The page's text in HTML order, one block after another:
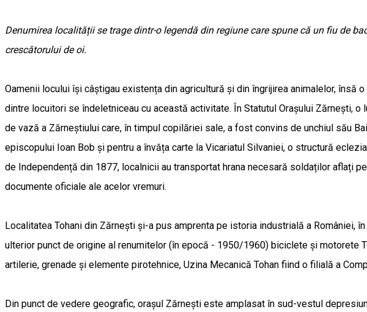
Denumirea localității se trage dintr-o legendă din regiune care spune că un fiu de
crescătorului de oi.
Oamenii locului își câștigau existența din agricultură și din îngrijirea animalelor, însă
dintre locuitori se îndeletniceau cu această activitate. În Statutul Orașului Zărnești,
de vază a Zărneștiului care, în timpul copilăriei sale, a fost convins de unchiul său
episcopului Ioan Bob și pentru a învăța carte la Vicariatul Silvaniei, o structură
de Independență din 1877, localnicii au transportat hrana necesară soldaților aflați
documente oficiale ale acelor vremuri.
Localitatea Tohani din Zărnești și-a pus amprenta pe istoria industrială a României,
ulterior punct de origine al renumitelor (în epocă - 1950/1960) biciclete și motorete
artilerie, grenade și elemente pirotehnice, Uzina Mecanică Tohan fiind o filială a
Din punct de vedere geografic, orașul Zărnești este amplasat în sud-vestul